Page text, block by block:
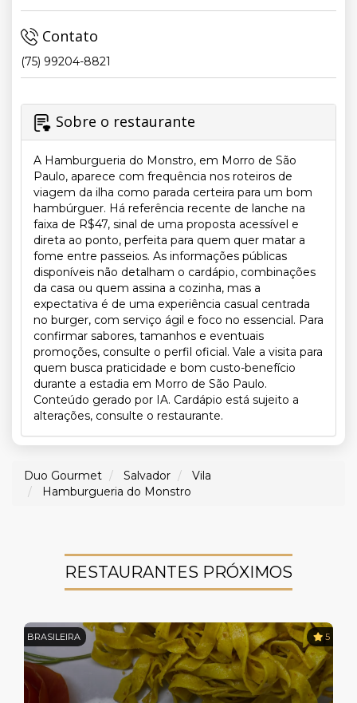
Contato
(75) 99204-8821
Sobre o restaurante
A Hamburgueria do Monstro, em Morro de São
Paulo, aparece com frequência nos roteiros de
viagem da ilha como parada certeira para um bom
hambúrguer. Há referência recente de lanche na
faixa de R$47, sinal de uma proposta acessível e
direta ao ponto, perfeita para quem quer matar a
fome entre passeios. As informações públicas
disponíveis não detalham o cardápio, combinações
da casa ou quem assina a cozinha, mas a
expectativa é de uma experiência casual centrada
no burger, com serviço ágil e foco no essencial. Para
confirmar sabores, tamanhos e eventuais
promoções, consulte o perfil oficial. Vale a visita para
quem busca praticidade e bom custo-benefício
durante a estadia em Morro de São Paulo.
Conteúdo gerado por IA. Cardápio está sujeito a
alterações, consulte o restaurante.
Duo Gourmet Salvador
Vila
Hamburgueria do Monstro
RESTAURANTES PRÓXIMOS
BRASILEIRA 5